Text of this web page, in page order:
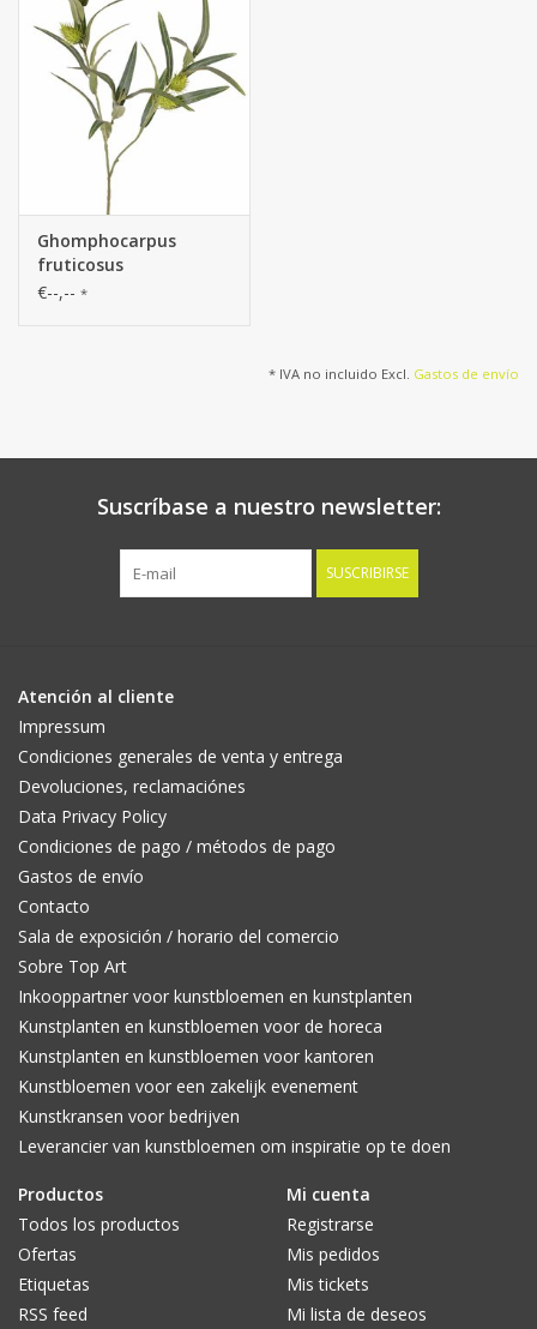
Ghomphocarpus
fruticosus
€--,-- *
* IVA no incluido Excl. Gastos de envío
Suscríbase a nuestro newsletter:
SUSCRIBIRSE
Atención al cliente
Impressum
Condiciones generales de venta y entrega
Devoluciones, reclamaciónes
Data Privacy Policy
Condiciones de pago / métodos de pago
Gastos de envío
Contacto
Sala de exposición / horario del comercio
Sobre Top Art
Inkooppartner voor kunstbloemen en kunstplanten
Kunstplanten en kunstbloemen voor de horeca
Kunstplanten en kunstbloemen voor kantoren
Kunstbloemen voor een zakelijk evenement
Kunstkransen voor bedrijven
Leverancier van kunstbloemen om inspiratie op te doen
Productos
Todos los productos
Ofertas
Etiquetas
RSS feed
Mi cuenta
Registrarse
Mis pedidos
Mis tickets
Mi lista de deseos